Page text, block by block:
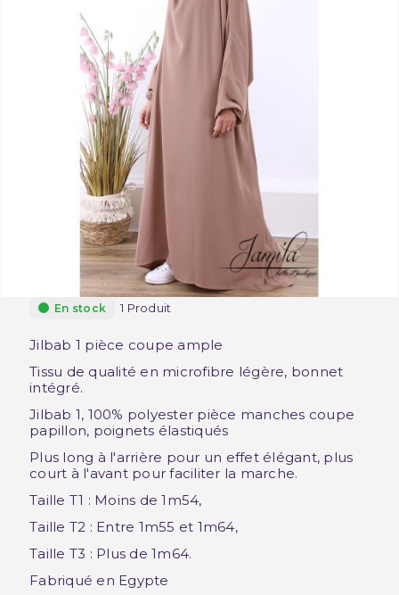
En stock 1 Produit
Jilbab 1 pièce coupe ample
Tissu de qualité en microfibre légère, bonnet
intégré.
Jilbab 1, 100% polyester pièce manches coupe
papillon, poignets élastiqués
Plus long à l'arrière pour un effet élégant, plus
court à l'avant pour faciliter la marche.
Taille T1 : Moins de 1m54,
Taille T2 : Entre 1m55 et 1m64,
Taille T3 : Plus de 1m64.
Fabriqué en Egypte